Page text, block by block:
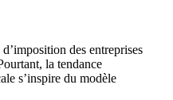
des entreprises
la tendance
s’inspire du modèle